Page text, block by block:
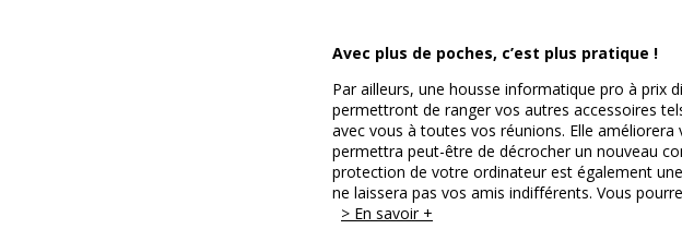
Avec plus de poches, c’est plus pratique !
Par ailleurs, une housse informatique pro à prix
permettront de ranger vos autres accessoires
avec vous à toutes vos réunions. Elle
permettra peut-être de décrocher un nouveau
protection de votre ordinateur est également
ne laissera pas vos amis indifférents. Vous
> En savoir +